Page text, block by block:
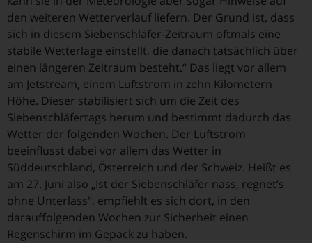
den weiteren Wetterverlauf liefern. Der Grund ist, dass
sich in diesem Siebenschläfer-Zeitraum oftmals eine
stabile Wetterlage einstellt, die danach tatsächlich über
einen längeren Zeitraum besteht.“ Das liegt vor allem
am Jetstream, einem Luftstrom in zehn Kilometern
Höhe. Dieser stabilisiert sich um die Zeit des
Siebenschläfertags herum und bestimmt dadurch das
Wetter der folgenden Wochen. Der Luftstrom
beeinflusst dabei vor allem das Wetter in
Süddeutschland, Österreich und der Schweiz. Heißt es
am 27. Juni also „Ist der Siebenschläfer nass, regnet’s
ohne Unterlass“, empfiehlt es sich dort, in den
darauffolgenden Wochen zur Sicherheit einen
Regenschirm im Gepäck zu haben.